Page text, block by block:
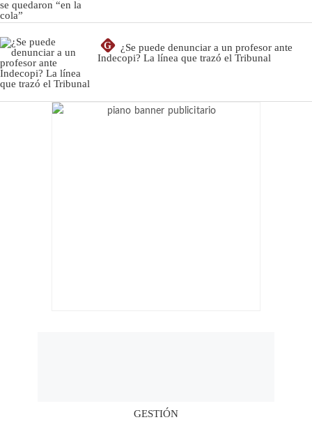
G
¿Se puede denunciar a un profesor ante
Indecopi? La línea que trazó el Tribunal